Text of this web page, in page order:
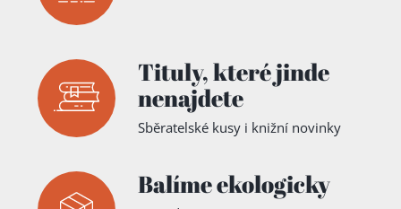
Tituly,které jinde
nenajdete
Sběratelské kusy i knižní novinky
Balíme ekologicky